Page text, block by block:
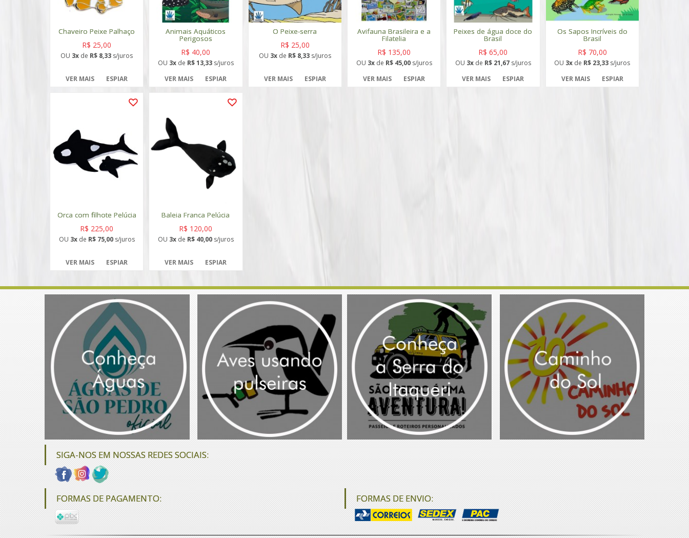
Chaveiro Peixe Palhaço
R$ 25,00
OU 3x de R$ 8,33 s/juros
VER MAIS ESPIAR
Animais Aquáticos
Perigosos
R$ 40,00
OU 3xde R$ 13,33s/juros
VER MAIS
ESPIAR
O Peixe-serra
R$ 25,00
OU 3xde R$ 8,33s/juros
VER MAIS ESPIAR
Avifauna Brasileira e a
Filatelia
R$ 135,00
OU 3xde R$ 45,00s/juros
VER MAIS
ESPIAR
Peixes de água doce do
Brasil
R$ 65,00
OU 3xde R$ 21,67s/juros
VER MAIS
ESPIAR
Os Sapos Incríveis do
Brasil
R$ 70,00
OU 3x de R$ 23,33 s/juros
VER MAIS
ESPIAR
Orca com filhote Pelúcia
R$ 225,00
OU 3xde R$ 75,00s/juros
VER MAIS ESPIAR
Baleia Franca Pelúcia
R$ 120,00
OU 3xde R$ 40,00s/juros
VER MAIS ESPIAR
SIGA-NOS EM NOSSAS REDES SOCIAIS:
FORMAS DE PAGAMENTO: FORMAS DE ENVIO: